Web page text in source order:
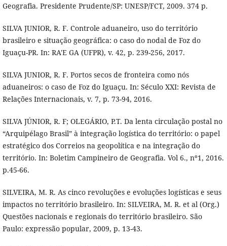
Geografia. Presidente Prudente/SP: UNESP/FCT, 2009. 374 p.
SILVA JUNIOR, R. F. Controle aduaneiro, uso do território
brasileiro e situação geográfica: o caso do nodal de Foz do
Iguaçu-PR. In: RA'E GA (UFPR), v. 42, p. 239-256, 2017.
SILVA JUNIOR, R. F. Portos secos de fronteira como nós
aduaneiros: o caso de Foz do Iguaçu. In: Século XXI: Revista de
Relações Internacionais, v. 7, p. 73-94, 2016.
SILVA JÚNIOR, R. F; OLEGÁRIO, P.T. Da lenta circulação postal no
“Arquipélago Brasil” à integração logística do território: o papel
estratégico dos Correios na geopolítica e na integração do
território. In: Boletim Campineiro de Geografia. Vol 6., nº1, 2016.
p.45-66.
SILVEIRA, M. R. As cinco revoluções e evoluções logísticas e seus
impactos no território brasileiro. In: SILVEIRA, M. R. et al (Org.)
Questões nacionais e regionais do território brasileiro. São
Paulo: expressão popular, 2009, p. 13-43.